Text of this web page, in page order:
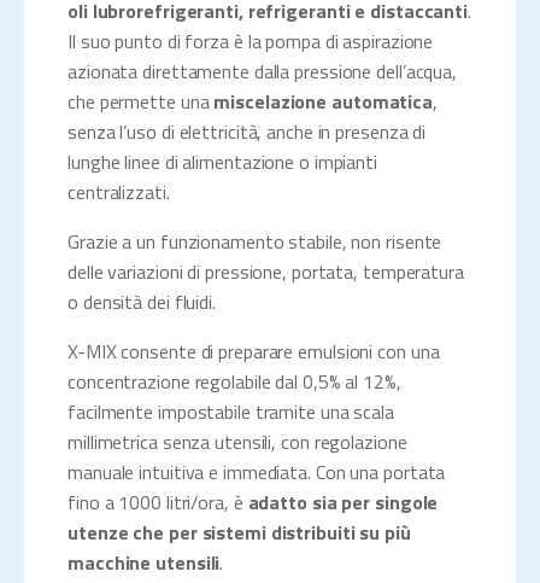
oli lubrorefrigeranti, refrigeranti e distaccanti.
Il suo punto di forza è la pompa di aspirazione
azionata direttamente dalla pressione dell’acqua,
che permette unamiscelazione automatica,
senza l’uso di elettricità, anche in presenza di
lunghe linee di alimentazione o impianti
centralizzati.
Grazie a un funzionamento stabile, non risente
delle variazioni di pressione, portata, temperatura
o densità dei fluidi.
X-MIX consente di preparare emulsioni con una
concentrazione regolabile dal 0,5% al 12%,
facilmente impostabile tramite una scala
millimetrica senza utensili, con regolazione
manuale intuitiva e immediata. Con una portata
fino a 1000 litri/ora, è adatto sia per singole
utenze che per sistemi distribuiti su più
macchine utensili.